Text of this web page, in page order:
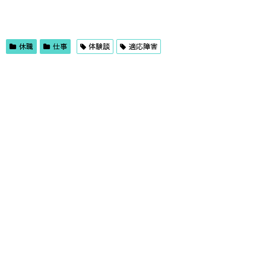
休職 仕事 体験談 適応障害